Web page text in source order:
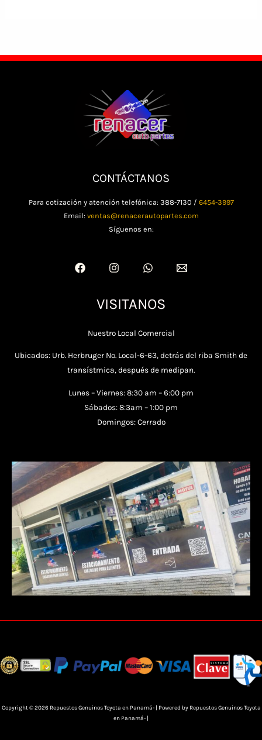
CONTÁCTANOS
Para cotización y atención telefónica: 388-7130 / 6454-3997
Email: ventas@renacerautopartes.com
Síguenos en:
VISITANOS
Nuestro Local Comercial
Ubicados: Urb. Herbruger No. Local-6-63, detrás del riba Smith de
transístmica, después de medipan.
Lunes – Viernes: 8:30 am – 6:00 pm
Sábados: 8:3am – 1:00 pm
Domingos: Cerrado
Copyright © 2026 Repuestos Genuinos Toyota en Panamá- | Powered by Repuestos Genuinos Toyota
en Panamá- |